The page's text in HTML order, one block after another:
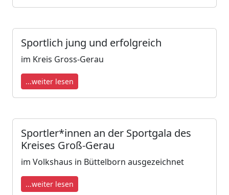
Sportlich jung und erfolgreich
im Kreis Gross-Gerau
...weiter lesen
Sportler*innen an der Sportgala des
Kreises Groß-Gerau
im Volkshaus in Büttelborn ausgezeichnet
...weiter lesen